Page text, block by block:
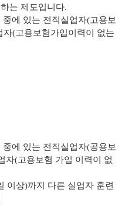
는 제도입니다.
에 있는 전직실업자(고용보
(고용보험가입이력이 없는
에 있는 전직실업자(공용보
자(고용보험 가입 이력이 없
이상)까지 다른 실업자 훈련